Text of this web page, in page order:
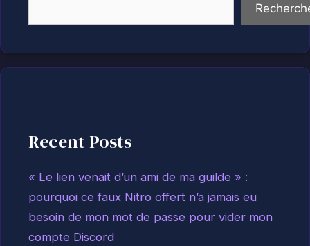
Recent Posts
« Le lien venait d’un ami de ma guilde » :
pourquoi ce faux Nitro offert n’a jamais eu
besoin de mon mot de passe pour vider mon
compte Discord